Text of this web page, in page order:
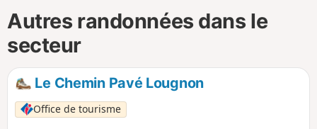
Autres randonnées dans le
secteur
Le Chemin Pavé Lougnon
Office de tourisme